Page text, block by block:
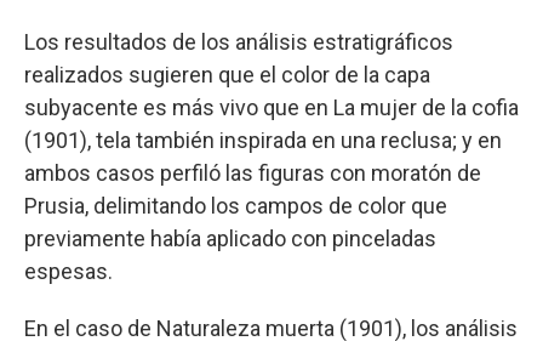
Los resultados de los análisis estratigráficos
realizados sugieren que el color de la capa
subyacente es más vivo que en La mujer de la cofia
(1901), tela también inspirada en una reclusa; y en
ambos casos perfiló las figuras con moratón de
Prusia, delimitando los campos de color que
previamente había aplicado con pinceladas
espesas.
En el caso de Naturaleza muerta (1901), los análisis